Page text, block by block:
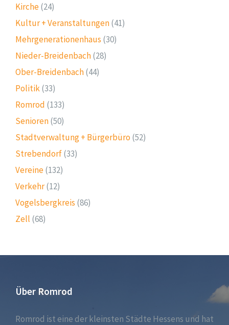
Kirche(24)
Kultur + Veranstaltungen(41)
Mehrgenerationenhaus (30)
Nieder-Breidenbach(28)
Ober-Breidenbach(44)
Politik(33)
Romrod (133)
Senioren(50)
Stadtverwaltung + Bürgerbüro (52)
Strebendorf(33)
Vereine(132)
Verkehr(12)
Vogelsbergkreis (86)
Zell (68)
Über Romrod
Romrod ist eine der kleinsten Städte Hessens und hat